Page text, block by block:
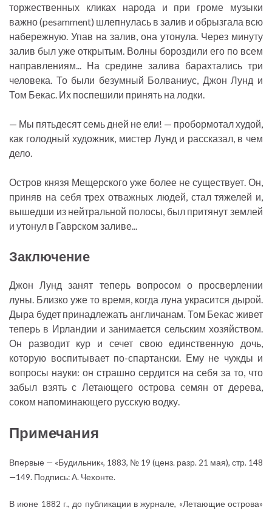
торжественных кликах народа и при громе музыки
важно (pesamment) шлепнулась в залив и обрызгала всю
набережную. Упав на залив, она утонула. Через минуту
залив был уже открытым. Волны бороздили его по всем
направлениям... На средине залива барахтались три
человека. То были безумный Болваниус, Джон Лунд и
Том Бекас. Их поспешили принять на лодки.
— Мы пятьдесят семь дней не ели! — пробормотал худой,
как голодный художник, мистер Лунд и рассказал, в чем
дело.
Остров князя Мещерского уже более не существует. Он,
приняв на себя трех отважных людей, стал тяжелей и,
вышедши из нейтральной полосы, был притянут землей
и утонул в Гаврском заливе...
Заключение
Джон Лунд занят теперь вопросом о просверлении
луны. Близко уже то время, когда луна украсится дырой.
Дыра будет принадлежать англичанам. Том Бекас живет
теперь в Ирландии и занимается сельским хозяйством.
Он разводит кур и сечет свою единственную дочь,
которую воспитывает по-спартански. Ему не чужды и
вопросы науки: он страшно сердится на себя за то, что
забыл взять с Летающего острова семян от дерева,
соком напоминающего русскую водку.
Примечания
Впервые — «Будильник», 1883, № 19 (ценз. разр. 21 мая), стр. 148
—149. Подпись: А. Чехонте.
В июне 1882 г., до публикации в журнале, «Летающие острова»